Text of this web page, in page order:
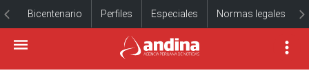
Bicentenario Perfiles Especiales Normas legales